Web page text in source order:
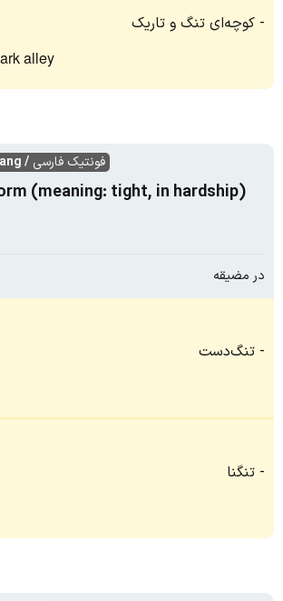
کوچه‌ای تنگ و تاریک
alley
فونتیک فارسی / tang- /
(meaning: tight, in hardship)
در مضیقه
تنگ‌دست
تنگنا